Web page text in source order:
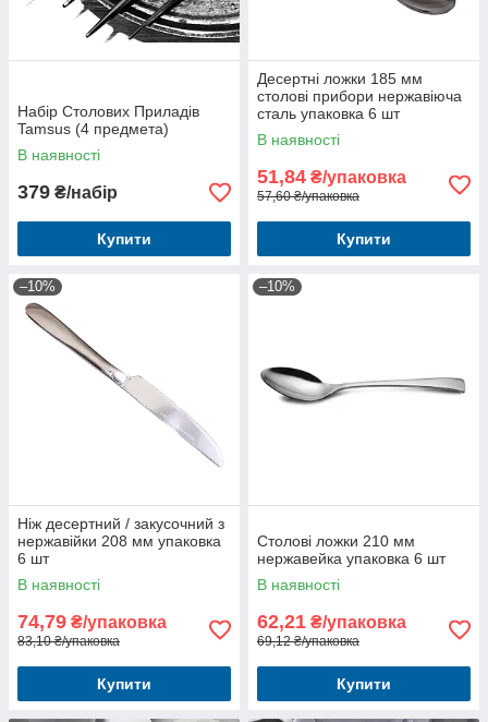
Набір Столових Приладів
Tamsus (4 предмета)
В наявності
379 ₴/набір
Купити
Десертні ложки 185 мм
столові прибори нержавіюча
сталь упаковка 6 шт
В наявності
51,84 ₴/упаковка
57,60 ₴/упаковка
Купити
–10%
Ніж десертний / закусочний з
нержавійки 208 мм упаковка
6 шт
В наявності
74,79 ₴/упаковка
83,10 ₴/упаковка
Купити
–10%
Столові ложки 210 мм
нержавейка упаковка 6 шт
В наявності
62,21 ₴/упаковка
69,12 ₴/упаковка
Купити